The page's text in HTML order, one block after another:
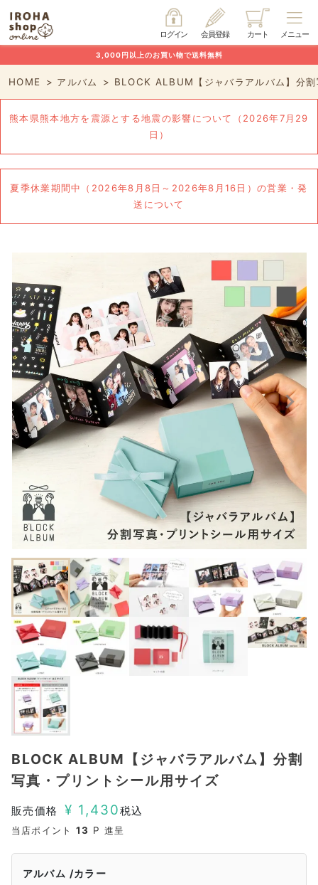
メニュー
カート
会員登録
ログイン
3,000円以上のお買い物で送料無料
HOME アルバム BLOCK ALBUM【ジャバラアルバム】分
熊本県熊本地方を震源とする地震の影響について（2026年7月29
日）
夏季休業期間中（2026年8月8日～2026年8月16日）の営業・発
送について
BLOCK ALBUM【ジャバラアルバム】分割
写真・プリントシール用サイズ
販売価格 ¥ 1,430税込
当店ポイント 13 P 進呈
アルバム カラー